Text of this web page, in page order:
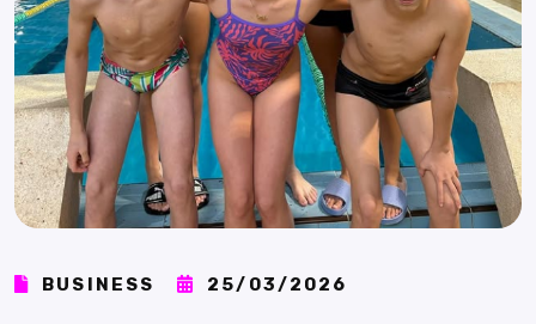
BUSINESS 25/03/2026